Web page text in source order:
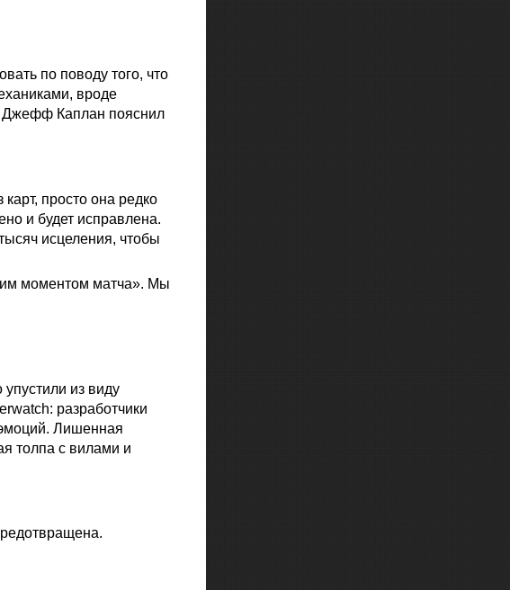
по поводу того, что
вроде
Джефф Каплан пояснил
просто она редко
и будет исправлена.
исцеления, чтобы
моментом матча». Мы
из виду
разработчики
Лишенная
толпа с вилами и